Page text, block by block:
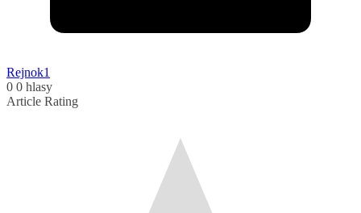
Rejnok1
0 0 hlasy
Article Rating